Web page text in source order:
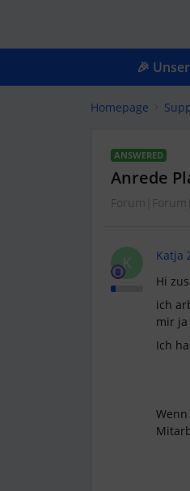
🎉
Homepage
ANSWERED
Anrede
K Katja
Hi
ich
mir
Ich